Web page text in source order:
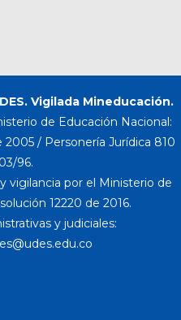
Vigilada Mineducación.
de Educación Nacional:
2005 / Personería Jurídica 810
96.
vigilancia por el Ministerio de
12220 de 2016.
y judiciales: